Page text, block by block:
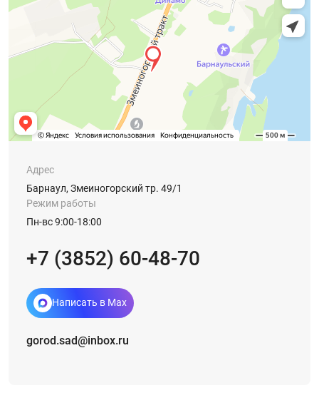
Адрес
Барнаул, Змеиногорский тр. 49/1
Режим работы
Пн-вс 9:00-18:00
+7 (3852) 60-48-70
Написать в Max
gorod.sad@inbox.ru